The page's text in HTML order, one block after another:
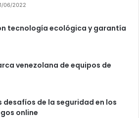
06/2022
tecnología ecológica y garantía
venezolana de equipos de
desafíos de la seguridad en los
online